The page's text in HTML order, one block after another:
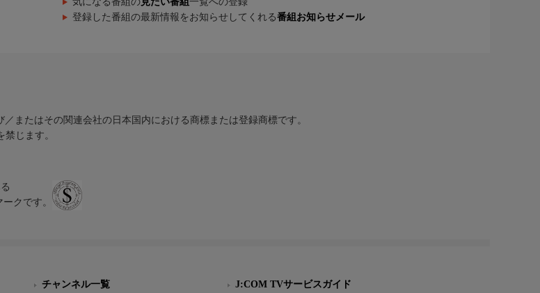
登録した番組の最新情報をお知らせしてくれる番組お知らせメール
またはその関連会社の日本国内における商標または登録商標です。
じます。
クです。
チャンネル一覧
J:COM TVサービスガイド